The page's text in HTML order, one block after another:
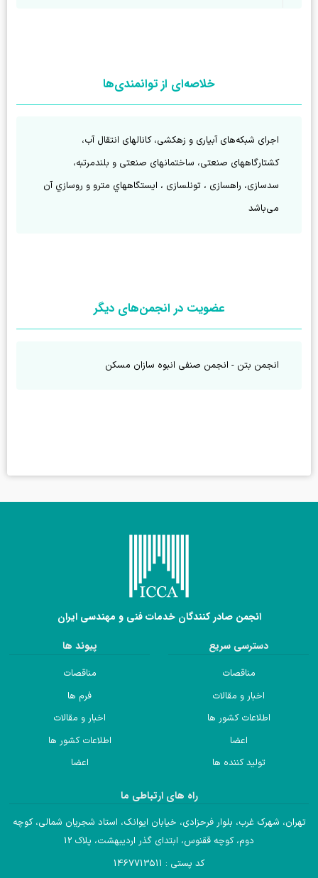
خلاصه‌ای از توانمندی‌ها
می‌باشد
عضویت در انجمن‌های دیگر
انجمن بتن - انجمن صنفی انبوه سازان مسکن
انجمن صادر کنندگان خدمات فنی و مهندسی ایران
دسترسی سریع
مناقصات
اخبار و مقالات
اطلاعات کشور ها
اعضا
تولید کننده ها
پیوند ها
مناقصات
فرم ها
اخبار و مقالات
اطلاعات کشور ها
اعضا
راه های ارتباطی ما
تهران، شهرک غرب، بلوار فرحزادی، خیابان ایوانک، استاد شجریان شمالی، کوچه
دوم، کوچه ققنوس، ابتدای گذر اردیبهشت، پلاک 12
کد پستی : 1467713511